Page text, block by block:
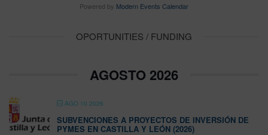
Powered by Modern Events Calendar
OPORTUNITIES / FUNDING
AGOSTO 2026
AGO 10 2026
SUBVENCIONES A PROYECTOS DE INVERSIÓN DE
PYMES EN CASTILLA Y LEÓN (2026)